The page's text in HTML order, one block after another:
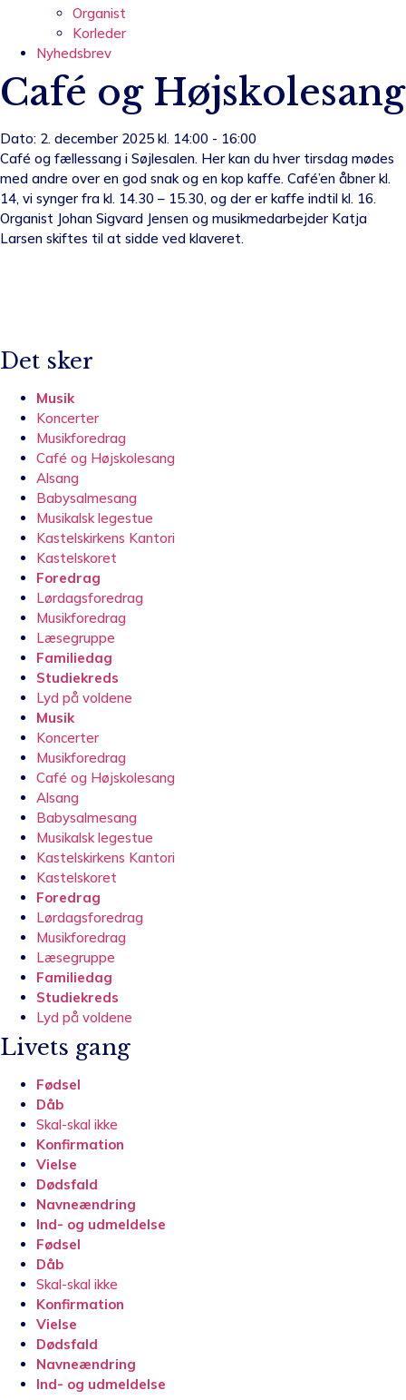
Organist
Korleder
Nyhedsbrev
Café og Højskolesang
Dato: 2. december 2025 kl. 14:00 - 16:00
Café og fællessang i Søjlesalen. Her kan du hver tirsdag mødes
med andre over en god snak og en kop kaffe. Café’en åbner kl.
14, vi synger fra kl. 14.30 – 15.30, og der er kaffe indtil kl. 16.
Organist Johan Sigvard Jensen og musikmedarbejder Katja
Larsen skiftes til at sidde ved klaveret.
Det sker
Musik
Koncerter
Musikforedrag
Café og Højskolesang
Alsang
Babysalmesang
Musikalsk legestue
Kastelskirkens Kantori
Kastelskoret
Foredrag
Lørdagsforedrag
Musikforedrag
Læsegruppe
Familiedag
Studiekreds
Lyd på voldene
Musik
Koncerter
Musikforedrag
Café og Højskolesang
Alsang
Babysalmesang
Musikalsk legestue
Kastelskirkens Kantori
Kastelskoret
Foredrag
Lørdagsforedrag
Musikforedrag
Læsegruppe
Familiedag
Studiekreds
Lyd på voldene
Livets gang
Fødsel
Dåb
Skal-skal ikke
Konfirmation
Vielse
Dødsfald
Navneændring
Ind- og udmeldelse
Fødsel
Dåb
Skal-skal ikke
Konfirmation
Vielse
Dødsfald
Navneændring
Ind- og udmeldelse